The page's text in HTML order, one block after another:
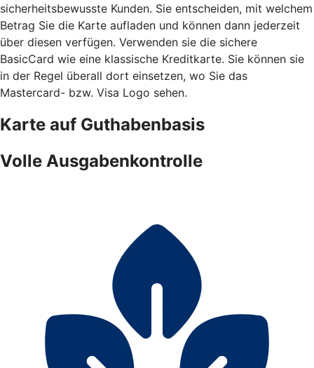
sicherheitsbewusste Kunden. Sie entscheiden, mit welchem
Betrag Sie die Karte aufladen und können dann jederzeit
über diesen verfügen. Verwenden sie die sichere
BasicCard wie eine klassische Kreditkarte. Sie können sie
in der Regel überall dort einsetzen, wo Sie das
Mastercard- bzw. Visa Logo sehen.
Karte auf Guthabenbasis
Volle Ausgabenkontrolle